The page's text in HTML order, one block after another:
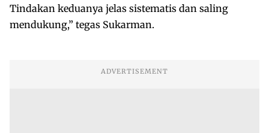
Tindakan keduanya jelas sistematis dan saling
mendukung,” tegas Sukarman.